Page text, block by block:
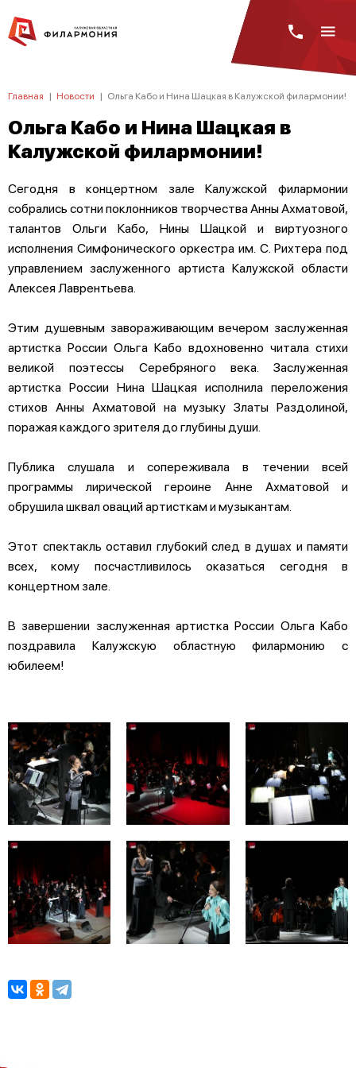
Главная | Новости | Ольга Кабо и Нина Шацкая в Калужской филармонии!
Ольга Кабо и Нина Шацкая в
Калужской филармонии!
Сегодня в концертном зале Калужской филармонии
собрались сотни поклонников творчества Анны Ахматовой,
талантов Ольги Кабо, Нины Шацкой и виртуозного
исполнения Симфонического оркестра им. С. Рихтера под
управлением заслуженного артиста Калужской области
Алексея Лаврентьева.
Этим душевным завораживающим вечером заслуженная
артистка России Ольга Кабо вдохновенно читала стихи
великой поэтессы Серебряного века. Заслуженная
артистка России Нина Шацкая исполнила переложения
стихов Анны Ахматовой на музыку Златы Раздолиной,
поражая каждого зрителя до глубины души.
Публика слушала и сопереживала в течении всей
программы лирической героине Анне Ахматовой и
обрушила шквал оваций артисткам и музыкантам.
Этот спектакль оставил глубокий след в душах и памяти
всех, кому посчастливилось оказаться сегодня в
концертном зале.
В завершении заслуженная артистка России Ольга Кабо
поздравила Калужскую областную филармонию с
юбилеем!